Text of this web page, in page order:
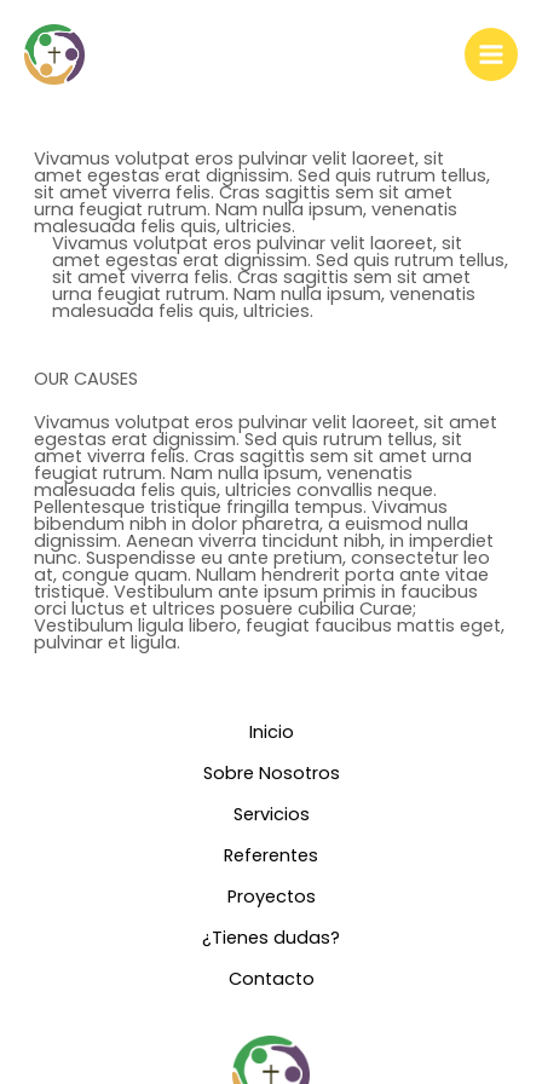
contenido
Vivamus volutpat eros pulvinar velit laoreet, sit
amet egestas erat dignissim. Sed quis rutrum tellus,
sit amet viverra felis. Cras sagittis sem sit amet
urna feugiat rutrum. Nam nulla ipsum, venenatis
malesuada felis quis, ultricies.
Vivamus volutpat eros pulvinar velit laoreet, sit
amet egestas erat dignissim. Sed quis rutrum tellus,
sit amet viverra felis. Cras sagittis sem sit amet
urna feugiat rutrum. Nam nulla ipsum, venenatis
malesuada felis quis, ultricies.
OUR CAUSES
Vivamus volutpat eros pulvinar velit laoreet, sit amet
egestas erat dignissim. Sed quis rutrum tellus, sit
amet viverra felis. Cras sagittis sem sit amet urna
feugiat rutrum. Nam nulla ipsum, venenatis
malesuada felis quis, ultricies convallis neque.
Pellentesque tristique fringilla tempus. Vivamus
bibendum nibh in dolor pharetra, a euismod nulla
dignissim. Aenean viverra tincidunt nibh, in imperdiet
nunc. Suspendisse eu ante pretium, consectetur leo
at, congue quam. Nullam hendrerit porta ante vitae
tristique. Vestibulum ante ipsum primis in faucibus
orci luctus et ultrices posuere cubilia Curae;
Vestibulum ligula libero, feugiat faucibus mattis eget,
pulvinar et ligula.
Inicio
Sobre Nosotros
Servicios
Referentes
Proyectos
¿Tienes dudas?
Contacto